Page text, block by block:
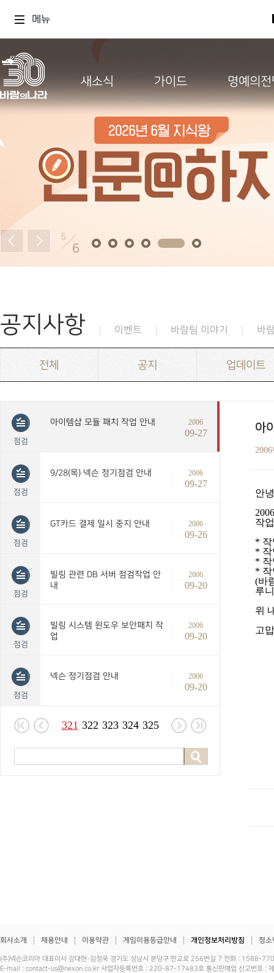
메뉴
새소식 가이드 명예의
5
6
공지사항 이벤트 바람팀 이야기 바
전체 공지 업데이트
점검
아이템샵 모듈 패치 작업 안내 2006
09-27
점검
9/28(목) 넥슨 정기점검 안내 2006
09-27
점검
GT카드 결제 일시 중지 안내 2006
09-26
점검
빌링 관련 DB 서버 점검작업 안
내
2006
09-20
점검
빌링 시스템 윈도우 보안패치 작
업
2006
09-20
점검
넥슨 정기점검 안내 2006
09-20
321 322 323 324 325
아
안
2006
작
*
*
*
*
(바
루
위
고
회사소개 채용안내 이용약관 게임이용등급안내 개인정보처리방침 청소
(주)넥슨코리아 대표이사 강대현·김정욱 경기도 성남시 분당구 판교로 256번길 7 전화 :
E-mail : contact-us@nexon.co.kr 사업자등록번호 : 220-87-17483호 통신판매업 신고번호 :